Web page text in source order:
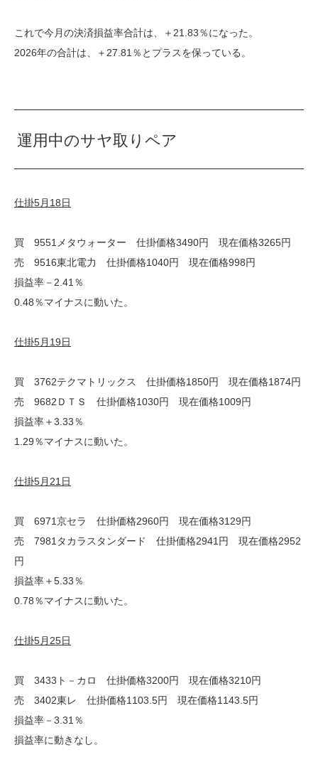
これで今月の決済損益率合計は、＋21.83％になった。
2026年の合計は、＋27.81％とプラスを保っている。
運用中のサヤ取りペア
仕掛5月18日
買 9551メタウォーター 仕掛価格3490円 現在価格3265円
売 9516東北電力 仕掛価格1040円 現在価格998円
損益率－2.41％
0.48％マイナスに動いた。
仕掛5月19日
買 3762テクマトリックス 仕掛価格1850円 現在価格1874円
売 9682ＤＴＳ 仕掛価格1030円 現在価格1009円
損益率＋3.33％
1.29％マイナスに動いた。
仕掛5月21日
買 6971京セラ 仕掛価格2960円 現在価格3129円
売 7981タカラスタンダード 仕掛価格2941円 現在価格2952
円
損益率＋5.33％
0.78％マイナスに動いた。
仕掛5月25日
買 3433ト－カロ 仕掛価格3200円 現在価格3210円
売 3402東レ 仕掛価格1103.5円 現在価格1143.5円
損益率－3.31％
損益率に動きなし。